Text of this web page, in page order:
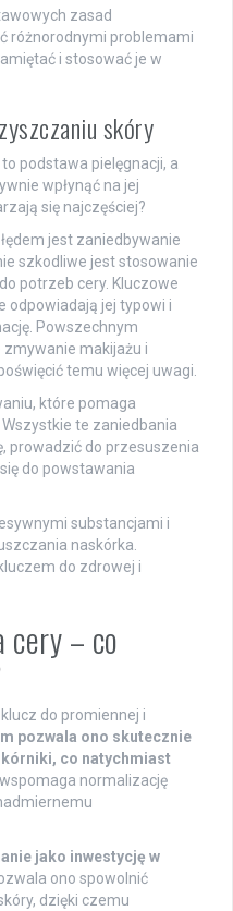
zasad
różnorodnymi problemami
i stosować je w
skóry
podstawa pielęgnacji, a
wpłynąć na jej
się najczęściej?
jest zaniedbywanie
szkodliwe jest stosowanie
potrzeb cery. Kluczowe
odpowiadają jej typowi i
Powszechnym
zmywanie makijażu i
temu więcej uwagi.
które pomaga
te zaniedbania
prowadzić do przesuszenia
do powstawania
substancjami i
naskórka.
do zdrowej i
cery – co
do promiennej i
pozwala ono skutecznie
co natychmiast
normalizację
jako inwestycję w
ono spowolnić
dzięki czemu